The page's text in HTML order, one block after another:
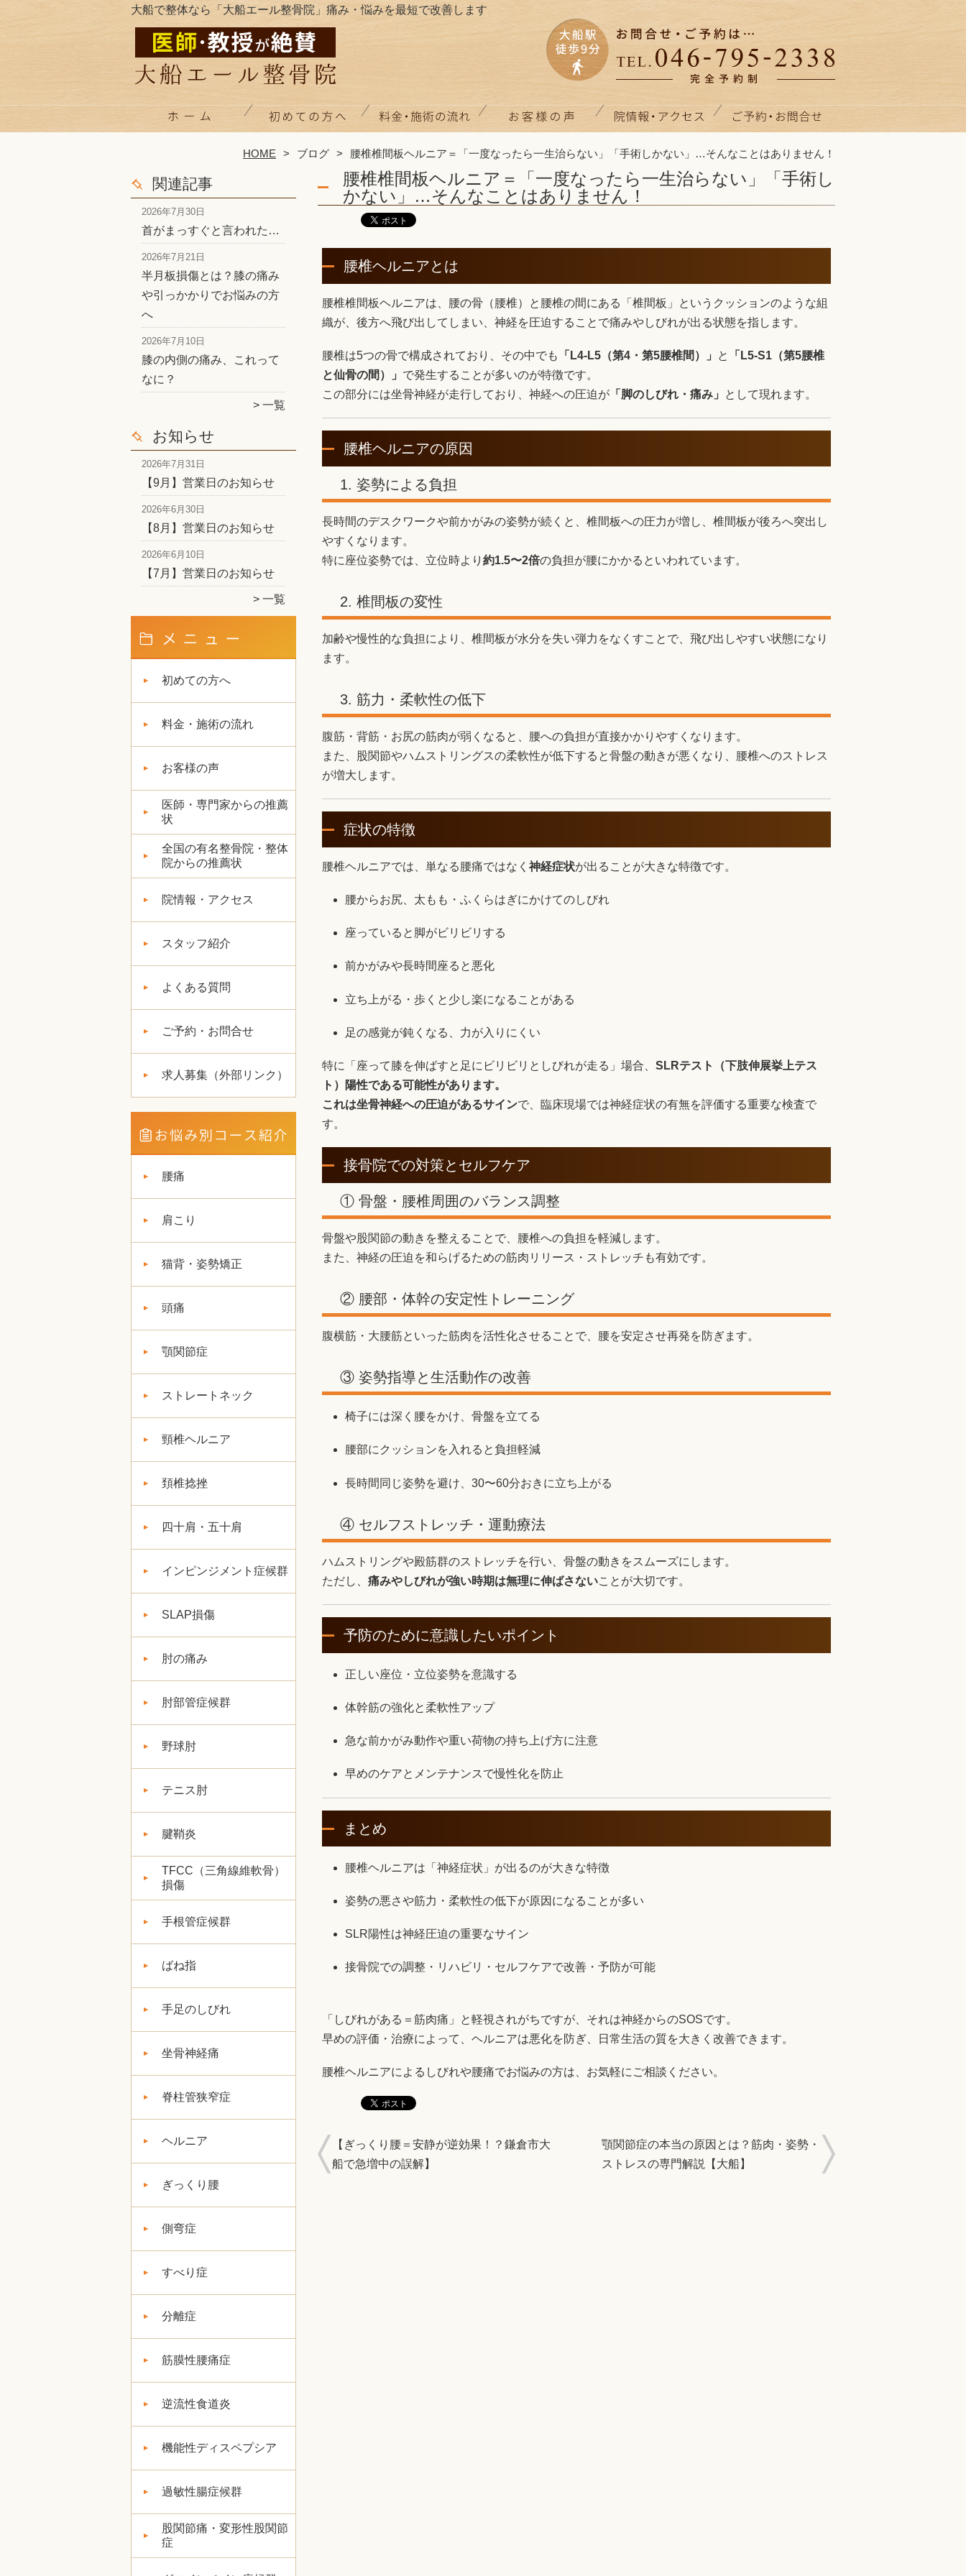
大船で整体なら「大船エール整骨院」痛み・悩みを最短で改善します
HOME ブログ 腰椎椎間板ヘルニア＝「一度なったら一生治らない」「手術しかない」…そんなことはありません！
関連記事
2026年7月30日
首がまっすぐと言われた…
2026年7月21日
半月板損傷とは？膝の痛み
や引っかかりでお悩みの方
へ
2026年7月10日
膝の内側の痛み、これって
なに？
一覧
お知らせ
2026年7月31日
【9月】営業日のお知らせ
2026年6月30日
【8月】営業日のお知らせ
2026年6月10日
【7月】営業日のお知らせ
一覧
初めての方へ
料金・施術の流れ
お客様の声
医師・専門家からの推薦
状
全国の有名整骨院・整体
院からの推薦状
院情報・アクセス
スタッフ紹介
よくある質問
ご予約・お問合せ
求人募集（外部リンク）
腰痛
肩こり
猫背・姿勢矯正
頭痛
顎関節症
ストレートネック
頸椎ヘルニア
頚椎捻挫
四十肩・五十肩
インピンジメント症候群
SLAP損傷
肘の痛み
肘部管症候群
野球肘
テニス肘
腱鞘炎
TFCC（三角線維軟骨）
損傷
手根管症候群
ばね指
手足のしびれ
坐骨神経痛
脊柱管狭窄症
ヘルニア
ぎっくり腰
側弯症
すべり症
分離症
筋膜性腰痛症
逆流性食道炎
機能性ディスペプシア
過敏性腸症候群
股関節痛・変形性股関節
症
腰椎椎間板ヘルニア＝「一度なったら一生治らない」「手術し
かない」…そんなことはありません！
腰椎ヘルニアとは
腰椎椎間板ヘルニアは、腰の骨（腰椎）と腰椎の間にある「椎間板」というクッションのような組
織が、後方へ飛び出してしまい、神経を圧迫することで痛みやしびれが出る状態を指します。
腰椎は5つの骨で構成されており、その中でも 「L4-L5（第4・第5腰椎間）」 と
「L5-S1（第5腰椎
と仙骨の間）」 で発生することが多いのが特徴です。
この部分には坐骨神経が走行しており、神経への圧迫が 「脚のしびれ・痛み」 として現れます。
腰椎ヘルニアの原因
1. 姿勢による負担
長時間のデスクワークや前かがみの姿勢が続くと、椎間板への圧力が増し、椎間板が後ろへ突出し
やすくなります。
特に座位姿勢では、立位時より 約1.5〜2倍の負担が腰にかかるといわれています。
2. 椎間板の変性
加齢や慢性的な負担により、椎間板が水分を失い弾力をなくすことで、飛び出しやすい状態になり
ます。
3. 筋力・柔軟性の低下
腹筋・背筋・お尻の筋肉が弱くなると、腰への負担が直接かかりやすくなります。
また、股関節やハムストリングスの柔軟性が低下すると骨盤の動きが悪くなり、腰椎へのストレス
が増大します。
症状の特徴
腰椎ヘルニアでは、単なる腰痛ではなく 神経症状が出ることが大きな特徴です。
腰からお尻、太もも・ふくらはぎにかけてのしびれ
座っていると脚がビリビリする
前かがみや長時間座ると悪化
立ち上がる・歩くと少し楽になることがある
足の感覚が鈍くなる、力が入りにくい
特に「座って膝を伸ばすと足にビリビリとしびれが走る」場合、 SLRテスト（下肢伸展挙上テス
ト）
陽性である可能性があります。
これは坐骨神経への圧迫があるサインで、臨床現場では神経症状の有無を評価する重要な検査で
す。
接骨院での対策とセルフケア
① 骨盤・腰椎周囲のバランス調整
骨盤や股関節の動きを整えることで、腰椎への負担を軽減します。
また、神経の圧迫を和らげるための筋肉リリース・ストレッチも有効です。
② 腰部・体幹の安定性トレーニング
腹横筋・大腰筋といった筋肉を活性化させることで、腰を安定させ再発を防ぎます。
③ 姿勢指導と生活動作の改善
椅子には深く腰をかけ、骨盤を立てる
腰部にクッションを入れると負担軽減
長時間同じ姿勢を避け、30〜60分おきに立ち上がる
④ セルフストレッチ・運動療法
ハムストリングや殿筋群のストレッチを行い、骨盤の動きをスムーズにします。
ただし、 痛みやしびれが強い時期は無理に伸ばさないことが大切です。
予防のために意識したいポイント
正しい座位・立位姿勢を意識する
体幹筋の強化と柔軟性アップ
急な前かがみ動作や重い荷物の持ち上げ方に注意
早めのケアとメンテナンスで慢性化を防止
まとめ
腰椎ヘルニアは「神経症状」が出るのが大きな特徴
姿勢の悪さや筋力・柔軟性の低下が原因になることが多い
SLR陽性は神経圧迫の重要なサイン
接骨院での調整・リハビリ・セルフケアで改善・予防が可能
「しびれがある＝筋肉痛」と軽視されがちですが、それは神経からのSOSです。
早めの評価・治療によって、ヘルニアは悪化を防ぎ、日常生活の質を大きく改善できます。
腰椎ヘルニアによるしびれや腰痛でお悩みの方は、お気軽にご相談ください。
【ぎっくり腰＝安静が逆効果！？鎌倉市大
船で急増中の誤解】
顎関節症の本当の原因とは？筋肉・姿勢・
ストレスの専門解説【大船】